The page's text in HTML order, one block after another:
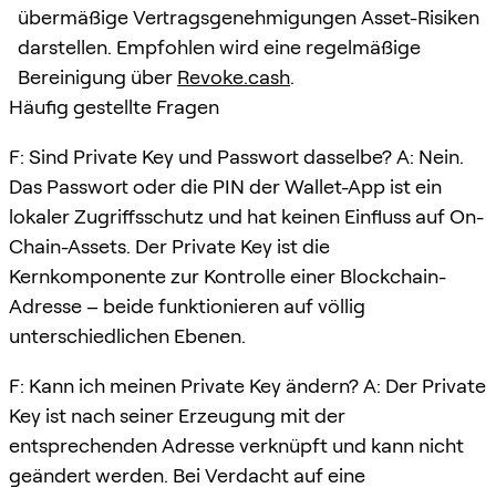
übermäßige Vertragsgenehmigungen Asset-Risiken
darstellen. Empfohlen wird eine regelmäßige
Bereinigung über Revoke.cash.
Häufig gestellte Fragen
F: Sind Private Key und Passwort dasselbe? A: Nein.
Das Passwort oder die PIN der Wallet-App ist ein
lokaler Zugriffsschutz und hat keinen Einfluss auf On-
Chain-Assets. Der Private Key ist die
Kernkomponente zur Kontrolle einer Blockchain-
Adresse – beide funktionieren auf völlig
unterschiedlichen Ebenen.
F: Kann ich meinen Private Key ändern? A: Der Private
Key ist nach seiner Erzeugung mit der
entsprechenden Adresse verknüpft und kann nicht
geändert werden. Bei Verdacht auf eine